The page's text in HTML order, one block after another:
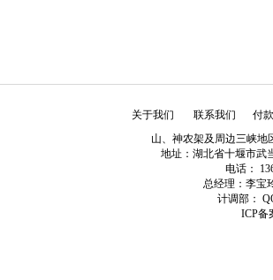
关于我们 联系我们
付
山、神农架及周边三峡地
地址：湖北省十堰市武
电话：
总经理：李宝
计调部：
ICP备